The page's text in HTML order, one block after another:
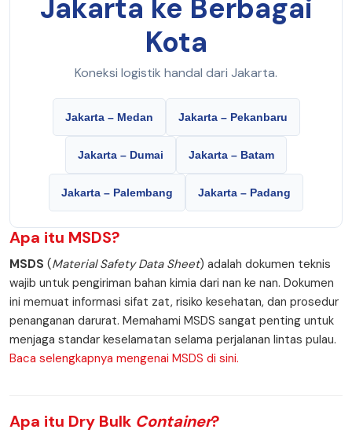
Jakarta ke Berbagai
Kota
Koneksi logistik handal dari Jakarta.
Jakarta – Medan Jakarta – Pekanbaru
Jakarta – Dumai Jakarta – Batam
Jakarta – Palembang Jakarta – Padang
Apa itu MSDS?
MSDS (Material Safety Data Sheet) adalah dokumen teknis
wajib untuk pengiriman bahan kimia dari nan ke nan. Dokumen
ini memuat informasi sifat zat, risiko kesehatan, dan prosedur
penanganan darurat. Memahami MSDS sangat penting untuk
menjaga standar keselamatan selama perjalanan lintas pulau.
Baca selengkapnya mengenai MSDS di sini.
Apa itu Dry Bulk Container?